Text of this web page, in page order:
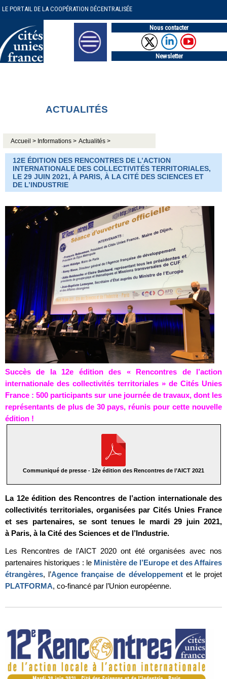
LE PORTAIL DE LA COOPÉRATION DÉCENTRALISÉE
Nous contacter
Newsletter
ACTUALITÉS
Accueil > Informations > Actualités >
12E ÉDITION DES RENCONTRES DE L’ACTION
INTERNATIONALE DES COLLECTIVITÉS TERRITORIALES,
LE 29 JUIN 2021, À PARIS, À LA CITÉ DES SCIENCES ET
DE L’INDUSTRIE
Succès de la 12e édition des « Rencontres de l’action
internationale des collectivités territoriales » de Cités Unies
France : 500 participants sur une journée de travaux, dont les
représentants de plus de 30 pays, réunis pour cette nouvelle
édition !
Communiqué de presse - 12e édition des Rencontres de l’AICT 2021
La 12e édition des Rencontres de l’action internationale des
collectivités territoriales, organisées par Cités Unies France
et ses partenaires, se sont tenues le mardi 29 juin 2021,
à Paris, à la Cité des Sciences et de l’Industrie.
Les Rencontres de l’AICT 2020 ont été organisées avec nos
partenaires historiques : le Ministère de l’Europe et des Affaires
étrangères, l’Agence française de développementet le projet
PLATFORMA, co-financé par l’Union européenne.